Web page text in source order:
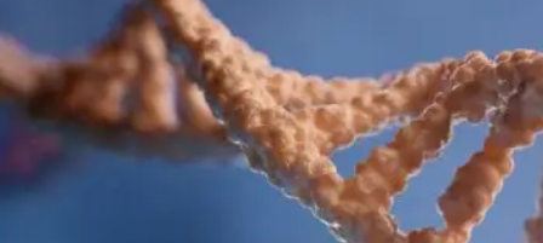
propuesta
para
reabrir
fronteras